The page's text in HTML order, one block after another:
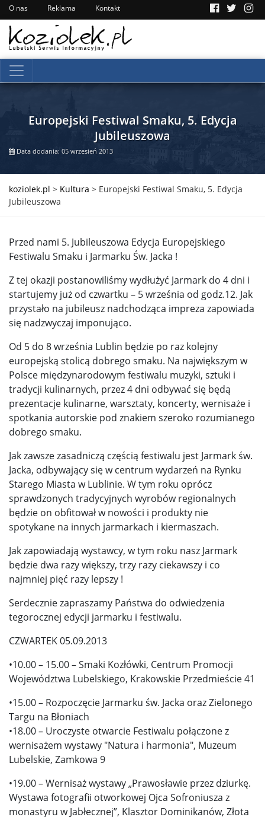
O nas Reklama Kontakt
Europejski Festiwal Smaku, 5. Edycja
Jubileuszowa
Data dodania: 05 wrzesień 2013
koziolek.pl > Kultura > Europejski Festiwal Smaku, 5. Edycja
Jubileuszowa
Przed nami 5. Jubileuszowa Edycja Europejskiego
Festiwalu Smaku i Jarmarku Św. Jacka !
Z tej okazji postanowiliśmy wydłużyć Jarmark do 4 dni i
startujemy już od czwartku – 5 września od godz.12. Jak
przystało na jubileusz nadchodząca impreza zapowiada
się nadzwyczaj imponująco.
Od 5 do 8 września Lublin będzie po raz kolejny
europejską stolicą dobrego smaku. Na największym w
Polsce międzynarodowym festiwalu muzyki, sztuki i
tradycji kulinarnych, przez 4 dni odbywać się będą
prezentacje kulinarne, warsztaty, koncerty, wernisaże i
spotkania autorskie pod znakiem szeroko rozumianego
dobrego smaku.
Jak zawsze zasadniczą częścią festiwalu jest Jarmark św.
Jacka, odbywający się w centrum wydarzeń na Rynku
Starego Miasta w Lublinie. W tym roku oprócz
sprawdzonych tradycyjnych wyrobów regionalnych
będzie on obfitował w nowości i produkty nie
spotykane na innych jarmarkach i kiermaszach.
Jak zapowiadają wystawcy, w tym roku nasz Jarmark
będzie dwa razy większy, trzy razy ciekawszy i co
najmniej pięć razy lepszy !
Serdecznie zapraszamy Państwa do odwiedzenia
tegorocznej edycji jarmarku i festiwalu.
CZWARTEK 05.09.2013
•10.00 – 15.00 – Smaki Kozłówki, Centrum Promocji
Województwa Lubelskiego, Krakowskie Przedmieście 41
•15.00 – Rozpoczęcie Jarmarku św. Jacka oraz Zielonego
Targu na Błoniach
•18.00 – Uroczyste otwarcie Festiwalu połączone z
wernisażem wystawy "Natura i harmonia", Muzeum
Lubelskie, Zamkowa 9
•19.00 – Wernisaż wystawy „Prawosławie przez dziurkę.
Wystawa fotografii otworkowej Ojca Sofroniusza z
monastyru w Jabłecznej”, Klasztor Dominikanów, Złota